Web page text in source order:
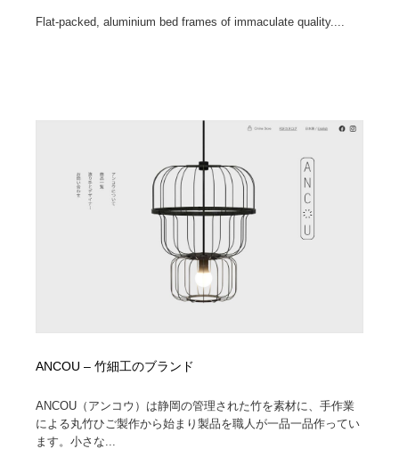
Flat-packed, aluminium bed frames of immaculate quality....
ANCOU – 竹細工のブランド
ANCOU（アンコウ）は静岡の管理された竹を素材に、手作業
による丸竹ひご製作から始まり製品を職人が一品一品作ってい
ます。小さな...